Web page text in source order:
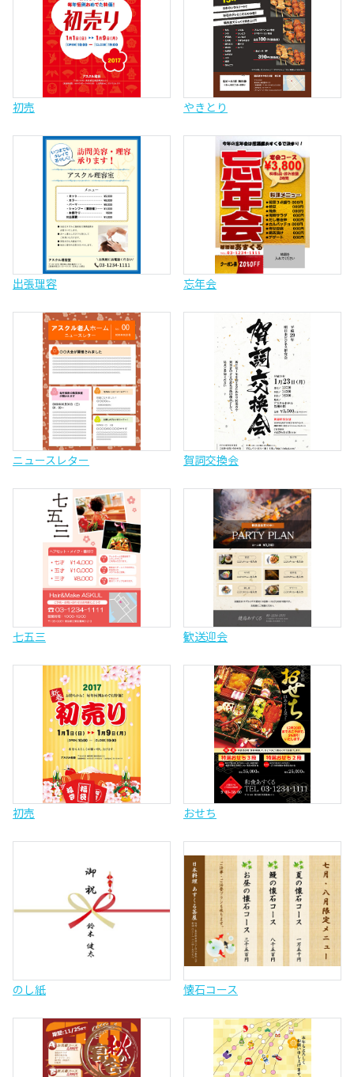
初売 やきとり
出張理容 忘年会
ニュースレター 賀詞交換会
七五三 歓送迎会
初売 おせち
のし紙 懐石コース